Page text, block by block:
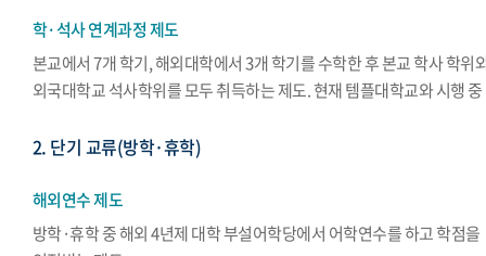
학·석사 연계과정 제도
본교에서 7개 학기, 해외대학에서 3개 학기를 수학한 후 본교 학사 학위
외국대학교 석사학위를 모두 취득하는 제도. 현재 템플대학교와 시행 중
2. 단기 교류(방학·휴학)
해외연수 제도
방학·휴학 중 해외 4년제 대학 부설어학당에서 어학연수를 하고 학점을